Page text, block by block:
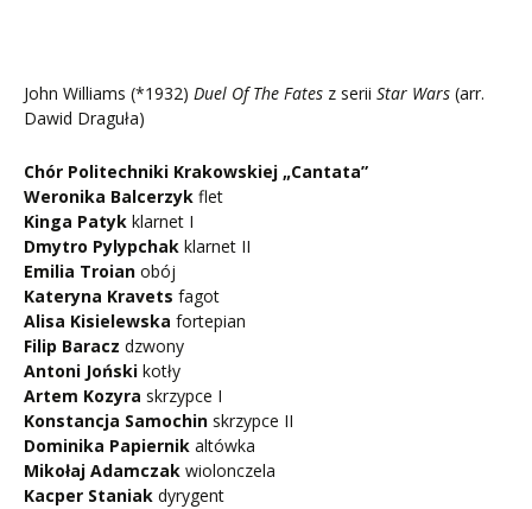
John Williams (*1932) Duel Of The Fates z serii Star Wars (arr.
Dawid Draguła)
Chór Politechniki Krakowskiej „Cantata”
Weronika Balcerzyk flet
Kinga Patyk klarnet I
Dmytro Pylypchak klarnet II
Emilia Troian obój
Kateryna Kravets fagot
Alisa Kisielewska fortepian
Filip Baracz dzwony
Antoni Joński kotły
Artem Kozyra skrzypce I
Konstancja Samochin skrzypce II
Dominika Papiernik altówka
Mikołaj Adamczak wiolonczela
Kacper Staniak dyrygent